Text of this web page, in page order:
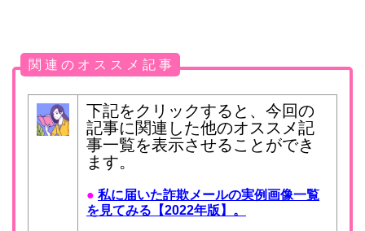
関 連 の オ ス ス メ 記 事
下記をクリックすると、今回の
記事に関連した他のオススメ記
事一覧を表示させることができ
ます。
● 私に届いた詐欺メールの実例画像一覧
を見てみる【2022年版】。